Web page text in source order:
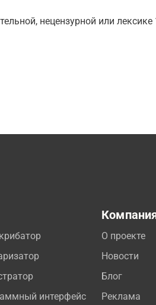
нецензурной или
интерфейс
О проекте
Новости
Блог
Реклама